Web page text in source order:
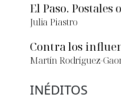
El Paso. Postales
Julia Piastro
Contra los
Martín Rodríguez-
INÉDITOS